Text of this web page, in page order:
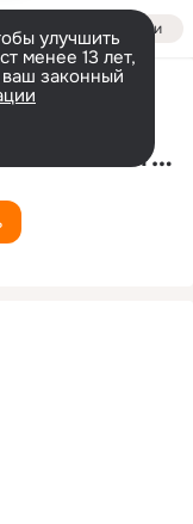
Войти
улучшить
менее 13 лет,
законный
Os Quentes de Terra Alta